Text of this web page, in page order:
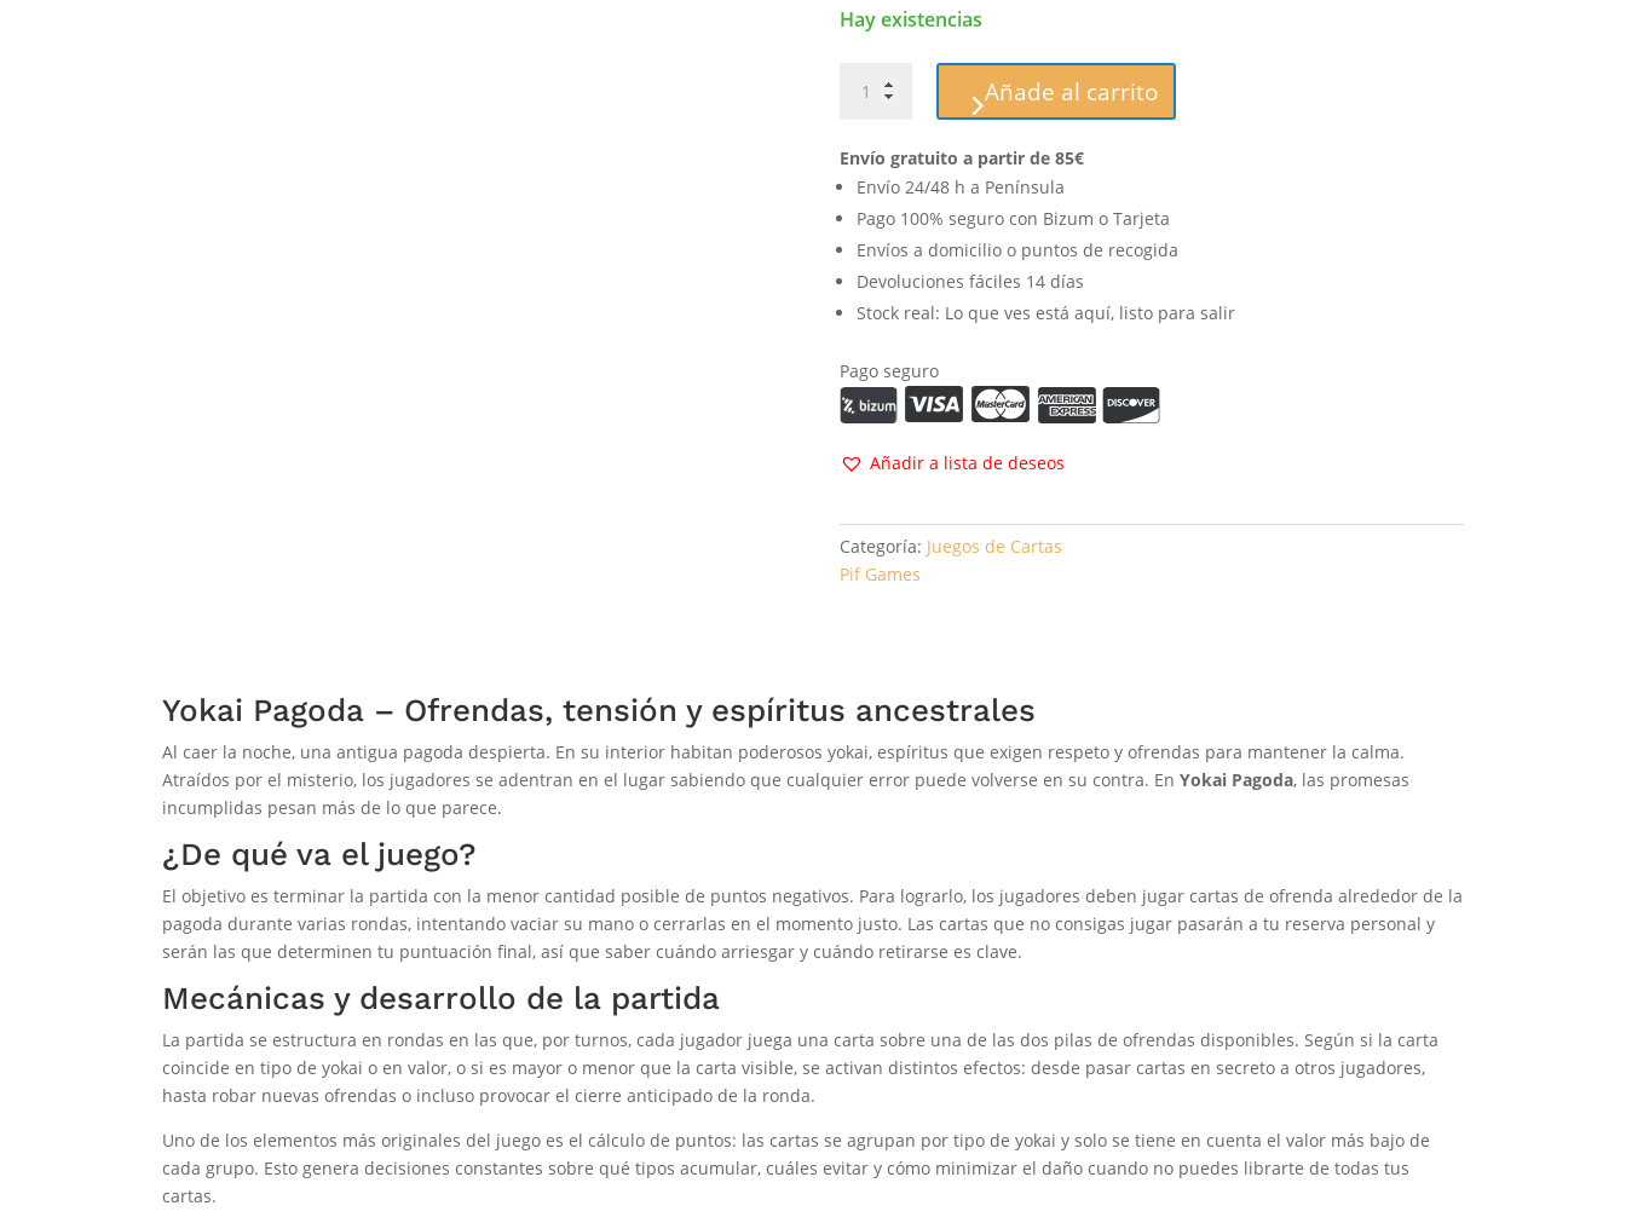
Hay existencias
Pagoda
Añade al carrito
Envío gratuito a partir de 85€
Envío 24/48 h a Península
Pago 100% seguro con Bizum o Tarjeta
Envíos a domicilio o puntos de recogida
Devoluciones fáciles 14 días
Stock real: Lo que ves está aquí, listo para salir
Pago seguro
Añadir a lista de deseos
Categoría: Juegos de Cartas
Pif Games
Yokai Pagoda – Ofrendas, tensión y espíritus ancestrales
Al caer la noche, una antigua pagoda despierta. En su interior habitan poderosos yokai, espíritus que exigen respeto y ofrendas para mantener la calma.
Atraídos por el misterio, los jugadores se adentran en el lugar sabiendo que cualquier error puede volverse en su contra. EnYokai Pagoda, las promesas
incumplidas pesan más de lo que parece.
¿De qué va el juego?
El objetivo es terminar la partida con la menor cantidad posible de puntos negativos. Para lograrlo, los jugadores deben jugar cartas de ofrenda alrededor de la
pagoda durante varias rondas, intentando vaciar su mano o cerrarlas en el momento justo. Las cartas que no consigas jugar pasarán a tu reserva personal y
serán las que determinen tu puntuación final, así que saber cuándo arriesgar y cuándo retirarse es clave.
Mecánicas y desarrollo de la partida
La partida se estructura en rondas en las que, por turnos, cada jugador juega una carta sobre una de las dos pilas de ofrendas disponibles. Según si la carta
coincide en tipo de yokai o en valor, o si es mayor o menor que la carta visible, se activan distintos efectos: desde pasar cartas en secreto a otros jugadores,
hasta robar nuevas ofrendas o incluso provocar el cierre anticipado de la ronda.
Uno de los elementos más originales del juego es el cálculo de puntos: las cartas se agrupan por tipo de yokai y solo se tiene en cuenta el valor más bajo de
cada grupo. Esto genera decisiones constantes sobre qué tipos acumular, cuáles evitar y cómo minimizar el daño cuando no puedes librarte de todas tus
cartas.